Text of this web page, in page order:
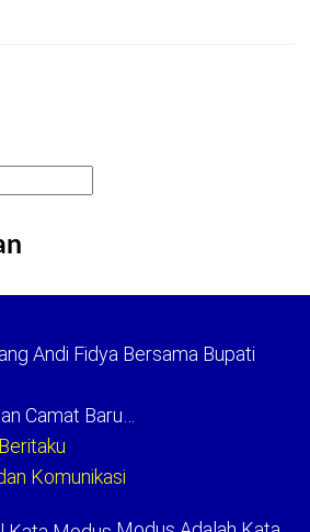
Camat Baru…
Komunikasi